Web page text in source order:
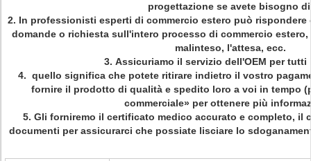
progettazione se avete bisogno
2. In professionisti esperti di commercio estero può rispondere
domande o richiesta sull'intero processo di commercio
malinteso, l'attesa, ecc.
3. Assicuriamo il servizio dell'OEM per
4. quello significa che potete ritirare indietro il vostro
fornire il prodotto di qualità e spedito loro a voi in tempo
commerciale» per ottenere più
5. Gli forniremo il certificato medico accurato e completo, il
documenti per assicurarci che possiate lisciare lo